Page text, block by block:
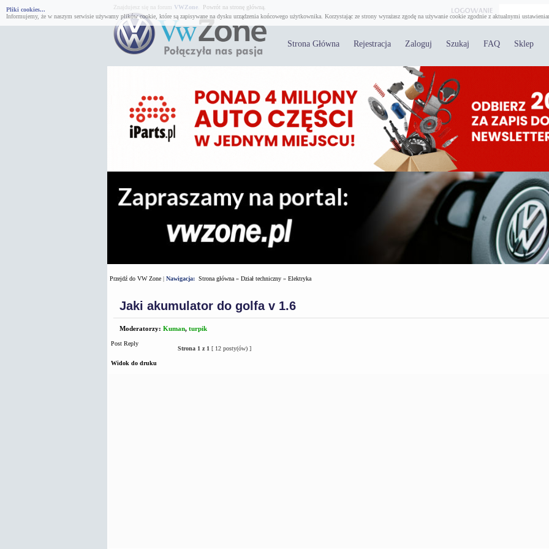
Pliki cookies...
Informujemy, że w naszym serwisie używamy plików cookie, które są zapisywane na dysku urządzenia końcowego użytkownika. Korzystając ze strony wyrażasz zgodę na używanie cookie zgodnie z aktualnymi
Znajdujesz się na forum VWZone. Powrót na stronę główną.
Strona Główna Rejestracja Zaloguj Szukaj FAQ Sklep
Przejdź do VW Zone| Nawigacja: Strona główna» Dział techniczny» Elektryka
Jaki akumulator do golfa v 1.6
Moderatorzy: Kuman, turpik
Post Reply
Strona 1 z 1 [ 12 posty(ów) ]
Widok do druku